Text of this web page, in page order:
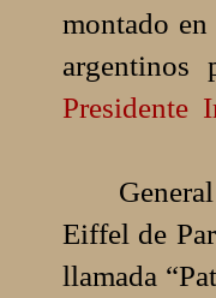
montado
argentinos
Presidente
Eiffel de
llamada